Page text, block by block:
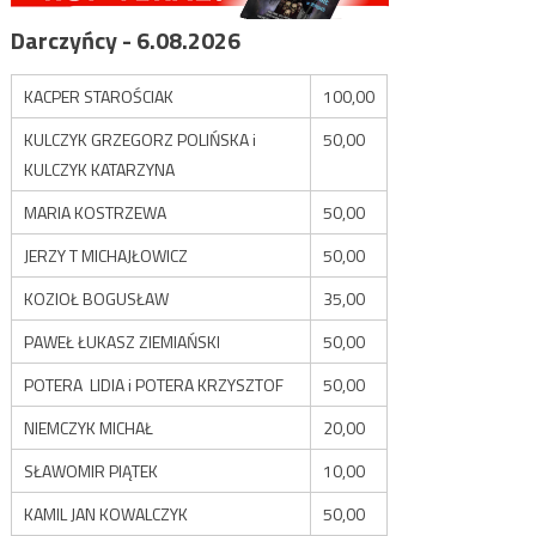
Darczyńcy - 6.08.2026
KACPER STAROŚCIAK
100,00
KULCZYK GRZEGORZ POLIŃSKA i
KULCZYK KATARZYNA
50,00
MARIA KOSTRZEWA
50,00
JERZY T MICHAJŁOWICZ
50,00
KOZIOŁ BOGUSŁAW
35,00
PAWEŁ ŁUKASZ ZIEMIAŃSKI
50,00
POTERA LIDIA i POTERA KRZYSZTOF
50,00
NIEMCZYK MICHAŁ
20,00
SŁAWOMIR PIĄTEK
10,00
KAMIL JAN KOWALCZYK
50,00